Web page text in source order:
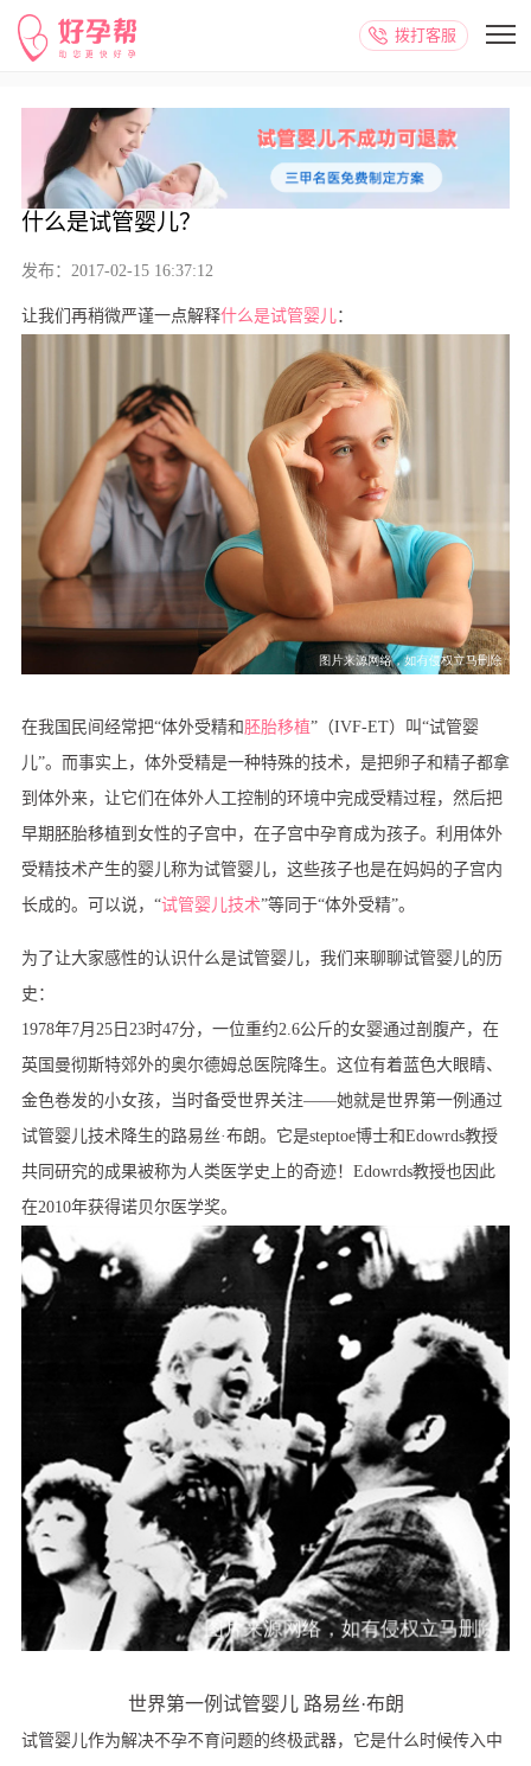
拨打客服
什么是试管婴儿？
发布：2017-02-15 16:37:12
让我们再稍微严谨一点解释什么是试管婴儿：
在我国民间经常把“体外受精和 胚胎移植”（IVF-ET）叫“试管婴
儿”。而事实上，体外受精是一种特殊的技术，是把卵子和精子都拿
到体外来，让它们在体外人工控制的环境中完成受精过程，然后把
早期胚胎移植到女性的子宫中，在子宫中孕育成为孩子。利用体外
受精技术产生的婴儿称为试管婴儿，这些孩子也是在妈妈的子宫内
长成的。可以说，“试管婴儿技术”等同于“体外受精”。
为了让大家感性的认识什么是试管婴儿，我们来聊聊试管婴儿的历
史：
1978年7月25日23时47分，一位重约2.6公斤的女婴通过剖腹产，在
英国曼彻斯特郊外的奥尔德姆总医院降生。这位有着蓝色大眼睛、
金色卷发的小女孩，当时备受世界关注——她就是世界第一例通过
试管婴儿技术降生的路易丝·布朗。它是steptoe博士和Edowrds教授
共同研究的成果被称为人类医学史上的奇迹！Edowrds教授也因此
在2010年获得诺贝尔医学奖。
世界第一例试管婴儿 路易丝·布朗
试管婴儿作为解决不孕不育问题的终极武器，它是什么时候传入中